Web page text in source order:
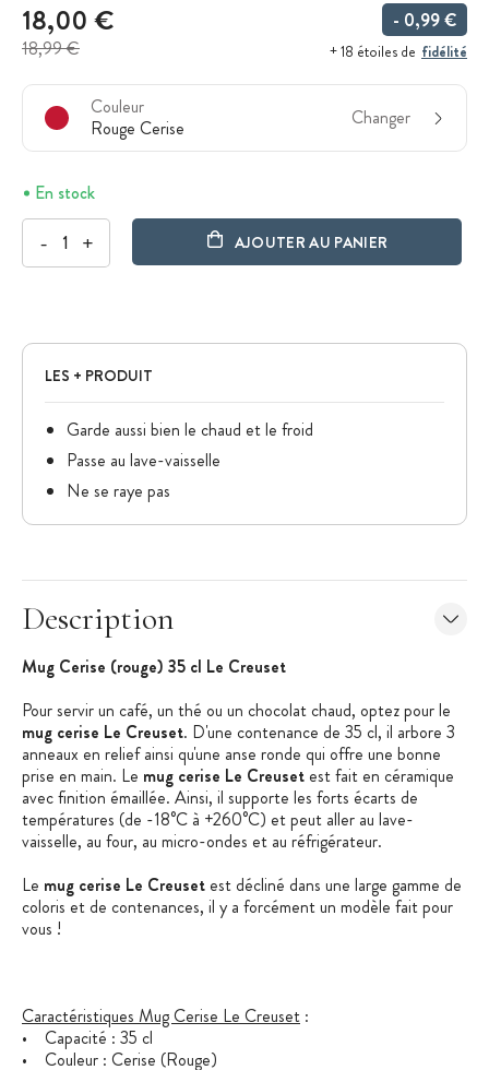
18,00 €
18,99 €
- 0,99 €
+ 18 étoiles de fidélité
Couleur
Rouge Cerise
Changer
En stock
- + AJOUTER AU PANIER
LES + PRODUIT
Garde aussi bien le chaud et le froid
Passe au lave-vaisselle
Ne se raye pas
Description
Mug Cerise (rouge) 35 cl Le Creuset
Pour servir un café, un thé ou un chocolat chaud, optez pour le
mug cerise Le Creuset. D'une contenance de 35 cl, il arbore 3
anneaux en relief ainsi qu'une anse ronde qui offre une bonne
prise en main. Le mug cerise Le Creuset est fait en céramique
avec finition émaillée. Ainsi, il supporte les forts écarts de
températures (de -18°C à +260°C) et peut aller au lave-
vaisselle, au four, au micro-ondes et au réfrigérateur.
Le mug cerise Le Creuset est décliné dans une large gamme de
coloris et de contenances, il y a forcément un modèle fait pour
vous !
Caractéristiques Mug Cerise Le Creuset :
• Capacité : 35 cl
• Couleur : Cerise (Rouge)